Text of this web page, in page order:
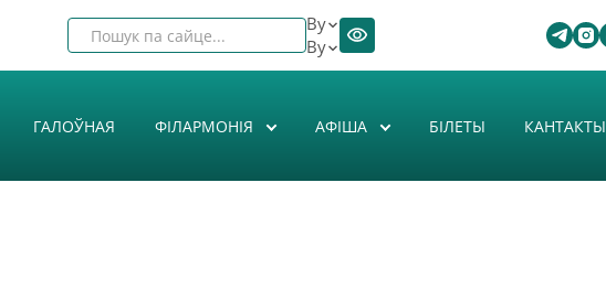
By
By
ГАЛОЎНАЯ ФІЛАРМОНІЯ АФIША БІЛЕТЫ КАНТАКТЫ